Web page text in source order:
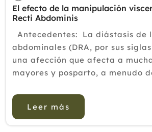
El efecto de la manipulación
Recti Abdominis
Antecedentes: La diástasis de
abdominales (DRA, por sus
una afección que afecta a
mayores y posparto, a menudo
levantamiento de objetos
Leer más